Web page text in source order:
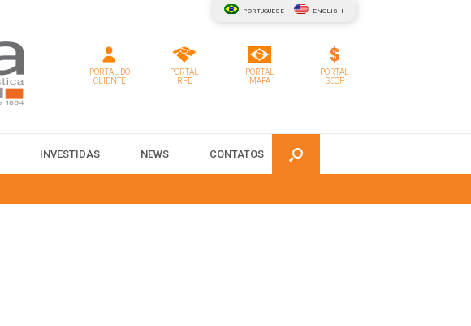
PORTUGUESE ENGLISH
PORTAL DO
CLIENTE
PORTAL
RFB
PORTAL
MAPA
PORTAL
SEOP
INVESTIDAS NEWS CONTATOS